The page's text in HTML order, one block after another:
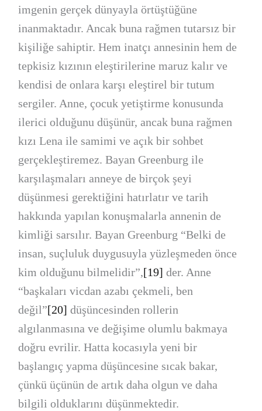
imgenin gerçek dünyayla örtüştüğüne
inanmaktadır. Ancak buna rağmen tutarsız bir
kişiliğe sahiptir. Hem inatçı annesinin hem de
tepkisiz kızının eleştirilerine maruz kalır ve
kendisi de onlara karşı eleştirel bir tutum
sergiler. Anne, çocuk yetiştirme konusunda
ilerici olduğunu düşünür, ancak buna rağmen
kızı Lena ile samimi ve açık bir sohbet
gerçekleştiremez. Bayan Greenburg ile
karşılaşmaları anneye de birçok şeyi
düşünmesi gerektiğini hatırlatır ve tarih
hakkında yapılan konuşmalarla annenin de
kimliği sarsılır. Bayan Greenburg “Belki de
insan, suçluluk duygusuyla yüzleşmeden önce
kim olduğunu bilmelidir”,[19] der. Anne
“başkaları vicdan azabı çekmeli, ben
değil”[20] düşüncesinden rollerin
algılanmasına ve değişime olumlu bakmaya
doğru evrilir. Hatta kocasıyla yeni bir
başlangıç yapma düşüncesine sıcak bakar,
çünkü üçünün de artık daha olgun ve daha
bilgili olduklarını düşünmektedir.